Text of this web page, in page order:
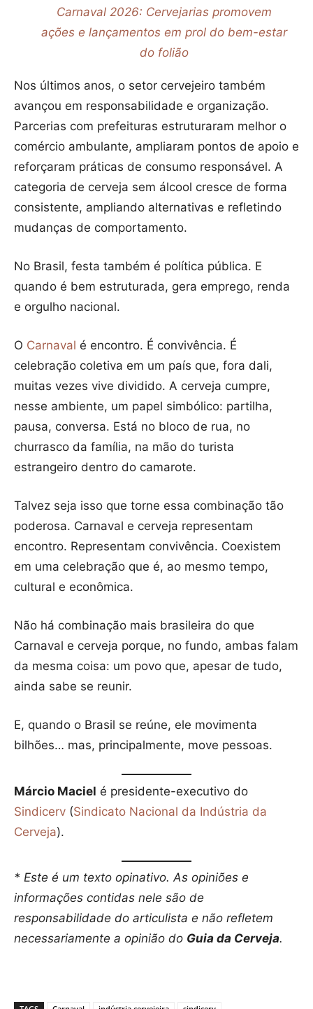
Carnaval 2026: Cervejarias promovem
ações e lançamentos em prol do bem-estar
do folião
Nos últimos anos, o setor cervejeiro também
avançou em responsabilidade e organização.
Parcerias com prefeituras estruturaram melhor o
comércio ambulante, ampliaram pontos de apoio e
reforçaram práticas de consumo responsável. A
categoria de cerveja sem álcool cresce de forma
consistente, ampliando alternativas e refletindo
mudanças de comportamento.
No Brasil, festa também é política pública. E
quando é bem estruturada, gera emprego, renda
e orgulho nacional.
O Carnaval é encontro. É convivência. É
celebração coletiva em um país que, fora dali,
muitas vezes vive dividido. A cerveja cumpre,
nesse ambiente, um papel simbólico: partilha,
pausa, conversa. Está no bloco de rua, no
churrasco da família, na mão do turista
estrangeiro dentro do camarote.
Talvez seja isso que torne essa combinação tão
poderosa. Carnaval e cerveja representam
encontro. Representam convivência. Coexistem
em uma celebração que é, ao mesmo tempo,
cultural e econômica.
Não há combinação mais brasileira do que
Carnaval e cerveja porque, no fundo, ambas falam
da mesma coisa: um povo que, apesar de tudo,
ainda sabe se reunir.
E, quando o Brasil se reúne, ele movimenta
bilhões… mas, principalmente, move pessoas.
Márcio Maciel é presidente-executivo do
Sindicerv (Sindicato Nacional da Indústria da
Cerveja).
* Este é um texto opinativo. As opiniões e
informações contidas nele são de
responsabilidade do articulista e não refletem
necessariamente a opinião do Guia da Cerveja.